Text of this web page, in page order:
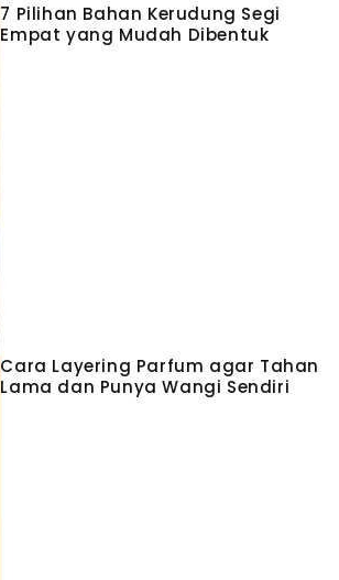
7 Pilihan Bahan Kerudung Segi
Empat yang Mudah Dibentuk
Cara Layering Parfum agar Tahan
Lama dan Punya Wangi Sendiri